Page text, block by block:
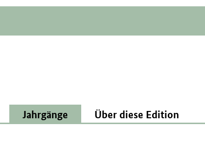
Jahrgänge Über diese Edition